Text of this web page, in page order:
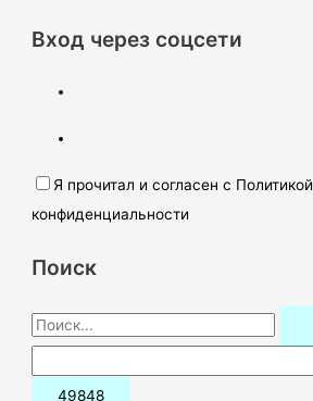
Вход через соцсети
Я прочитал и согласен с Политикой
конфиденциальности
Поиск
П
о
и